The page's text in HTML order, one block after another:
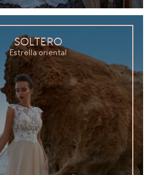
SOLTERO
Estrella oriental